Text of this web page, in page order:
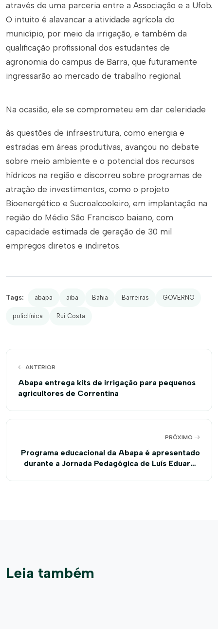
através de uma parceria entre a Associação e a Ufob.
O intuito é alavancar a atividade agrícola do
município, por meio da irrigação, e também da
qualificação profissional dos estudantes de
agronomia do campus de Barra, que futuramente
ingressarão ao mercado de trabalho regional.
Na ocasião, ele se comprometeu em dar celeridade
às questões de infraestrutura, como energia e
estradas em áreas produtivas, avançou no debate
sobre meio ambiente e o potencial dos recursos
hídricos na região e discorreu sobre programas de
atração de investimentos, como o projeto
Bioenergético e Sucroalcooleiro, em implantação na
região do Médio São Francisco baiano, com
capacidade estimada de geração de 30 mil
empregos diretos e indiretos.
Tags: abapa aiba Bahia Barreiras GOVERNO
policlínica Rui Costa
ANTERIOR
Abapa entrega kits de irrigação para pequenos
agricultores de Correntina
PRÓXIMO
Programa educacional da Abapa é apresentado
durante a Jornada Pedagógica de Luís Eduardo
Leia também